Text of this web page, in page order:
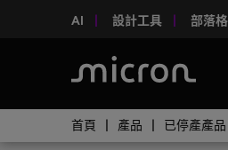
AI 設計工具 部落格
首頁 產品 已停產產